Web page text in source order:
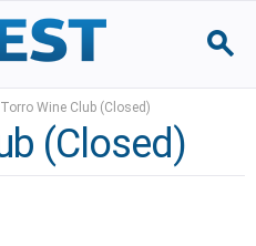
Torro Wine Club (Closed)
(Closed)